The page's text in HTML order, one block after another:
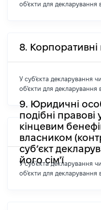
об'єкти для декларування
8. Корпоративні
У суб'єкта декларування чи
об'єкти для декларування
9. Юридичні
подібні правові
кінцевим
власником
суб’єкт
його сім'ї
У суб'єкта декларування чи
об'єкти для декларування